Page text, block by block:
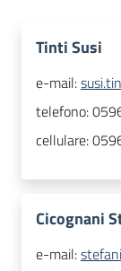
Tinti Susi
e-mail:
telefono:
cellulare:
Cicognani
e-mail: